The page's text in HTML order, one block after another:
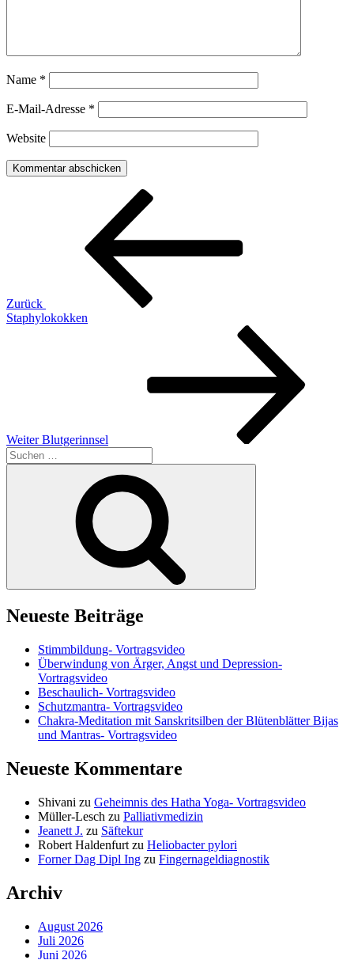
Name *
E-Mail-Adresse *
Website
Beitragsnavigation
Zurück
Staphylokokken
Weiter Blutgerinnsel
Suchen
nach:
Neueste Beiträge
Stimmbildung- Vortragsvideo
Überwindung von Ärger, Angst und Depression-
Vortragsvideo
Beschaulich- Vortragsvideo
Schutzmantra- Vortragsvideo
Chakra-Meditation mit Sanskritsilben der Blütenblätter Bijas
und Mantras- Vortragsvideo
Neueste Kommentare
Shivani zu Geheimnis des Hatha Yoga- Vortragsvideo
Müller-Lesch zu Palliativmedizin
Jeanett J. zu Säftekur
Robert Haldenfurt zu Heliobacter pylori
Forner Dag Dipl Ing zu Fingernageldiagnostik
Archiv
August 2026
Juli 2026
Juni 2026